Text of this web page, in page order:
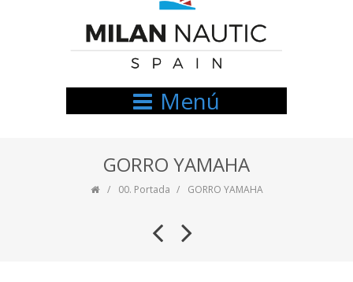
Menú
GORRO YAMAHA
00. Portada GORRO YAMAHA